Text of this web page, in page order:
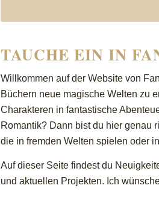
TAUCHE EIN IN
Willkommen auf der Website von
Büchern neue magische Welten zu
Charakteren in fantastische
Romantik? Dann bist du hier genau
die in fremden Welten spielen oder
Auf dieser Seite findest du
und aktuellen Projekten. Ich